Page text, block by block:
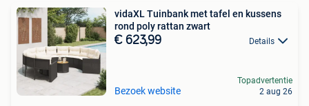
vidaXL Tuinbank met tafel en kussens
rond poly rattan zwart
€ 623,99 Details
Bezoek website
Topadvertentie
2 aug 26